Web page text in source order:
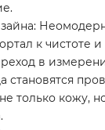
к чистоте и
в
становятся
только кожу,